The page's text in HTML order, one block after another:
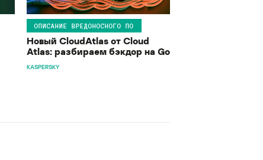
ОПИСАНИЕ ВРЕДОНОСНОГО ПО
Новый CloudAtlas от Cloud
Atlas: разбираем бэкдор на Go
KASPERSKY